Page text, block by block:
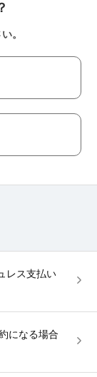
。
レス支払い
になる場合